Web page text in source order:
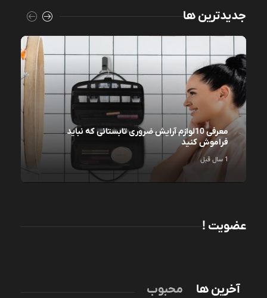
جدیدترین ها
معرفی 10لوازم آرایش ضروری تابستانی که نباید
فراموش کنید
1 سال قبل
عضویت !
آخرین ها محبوب